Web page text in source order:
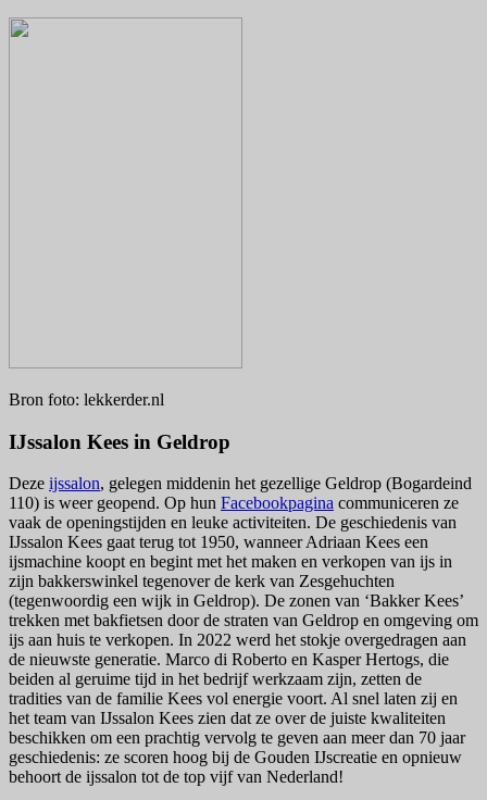
Bron foto: lekkerder.nl
IJssalon Kees in Geldrop
Deze ijssalon, gelegen middenin het gezellige Geldrop (Bogardeind
110) is weer geopend. Op hun Facebookpagina communiceren ze
vaak de openingstijden en leuke activiteiten. De geschiedenis van
IJssalon Kees gaat terug tot 1950, wanneer Adriaan Kees een
ijsmachine koopt en begint met het maken en verkopen van ijs in
zijn bakkerswinkel tegenover de kerk van Zesgehuchten
(tegenwoordig een wijk in Geldrop). De zonen van ‘Bakker Kees’
trekken met bakfietsen door de straten van Geldrop en omgeving om
ijs aan huis te verkopen. In 2022 werd het stokje overgedragen aan
de nieuwste generatie. Marco di Roberto en Kasper Hertogs, die
beiden al geruime tijd in het bedrijf werkzaam zijn, zetten de
tradities van de familie Kees vol energie voort. Al snel laten zij en
het team van IJssalon Kees zien dat ze over de juiste kwaliteiten
beschikken om een prachtig vervolg te geven aan meer dan 70 jaar
geschiedenis: ze scoren hoog bij de Gouden IJscreatie en opnieuw
behoort de ijssalon tot de top vijf van Nederland!